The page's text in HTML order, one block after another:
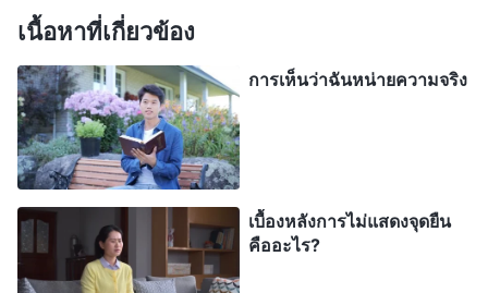
จึงมาอธิษฐานเฉพาะพระพักตร์ บอกว่า “ข้าแต่พระเจ้า
โปรดนำทางข้าพระองค์ที การดำเนินการใดสอดคล้อง
กับน้ำพระทัยของพระองค์กันแน่?”
ต่อมา ฉันเห็นพระวจนะของพระเจ้าต่อไปนี้: “
ประกอบที่เป็นรากฐานและสำคัญมากที่สุดของสภาวะ
ความเป็นมนุษย์ของคนเราก็คือมโนธรรมและเหตุผล
บุคคลประเภทใดคือผู้ที่ขาดพร่องมโนธรรมและไม่มี
เหตุผลของสภาวะความเป็นมนุษย์ปกติ? พูดโดยทั่วไป
เนื้อหาที่เกี่ยวข้อง
การเห็นว่าฉันหน่ายความจริง
เบื้องหลังการไม่แสดงจุดยืน
คืออะไร?